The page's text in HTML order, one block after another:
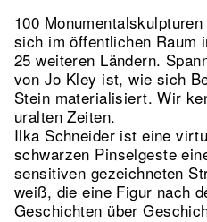
100
sich im öffentlichen Raum
25 weiteren Ländern.
von Jo Kley ist, wie sich
Stein materialisiert. Wir
uralten Zeiten.
Ilka Schneider ist eine
schwarzen Pinselgeste
sensitiven gezeichneten
weiß, die eine Figur nach
Geschichten über